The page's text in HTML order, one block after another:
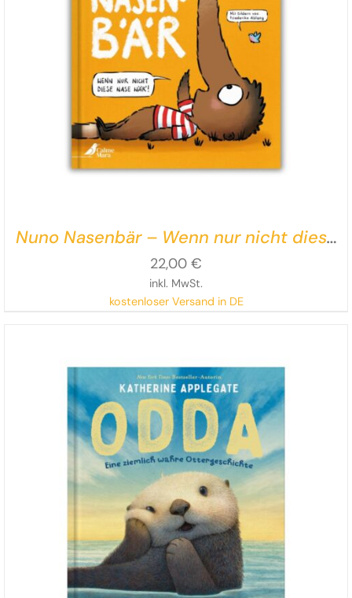
Nuno Nasenbär – Wenn nur nicht diese
Nase wär‘!
22,00 €
inkl. MwSt.
kostenloser Versand in DE
Freundschaft.